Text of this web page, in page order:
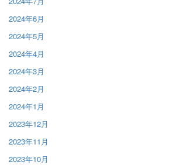
2024年6月
2024年5月
2024年4月
2024年3月
2024年2月
2024年1月
2023年12月
2023年11月
2023年10月